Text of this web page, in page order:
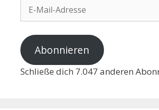
Abonnieren
Schließe dich 7.047 anderen